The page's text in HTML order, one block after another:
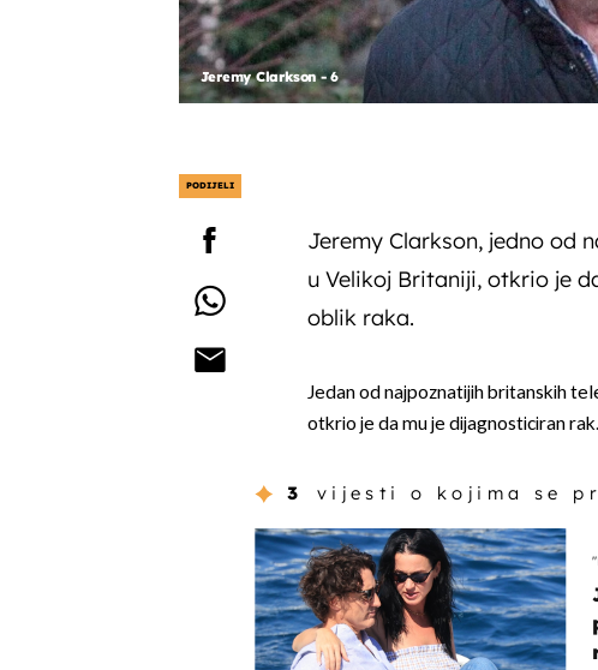
Jeremy Clarkson - 6
PODIJELI
Jeremy Clarkson, jedno od
u Velikoj Britaniji, otkrio je
oblik raka.
Jedan od najpoznatijih britanskih
otkrio je da mu je dijagnosticiran rak.
3 vijesti o kojima se